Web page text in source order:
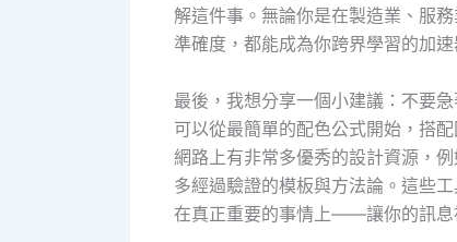
解這件事。無論你是在製造業、服
準確度，都能成為你跨界學習的加速
最後，我想分享一個小建議：不要
可以從最簡單的配色公式開始，搭
網路上有非常多優秀的設計資源，
多經過驗證的模板與方法論。這些
在真正重要的事情上——讓你的訊息